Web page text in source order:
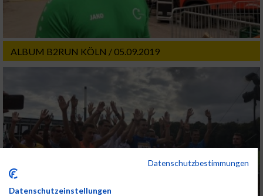
ALBUM B2RUN KÖLN / 05.09.2019
Datenschutzbestimmungen
Datenschutzeinstellungen